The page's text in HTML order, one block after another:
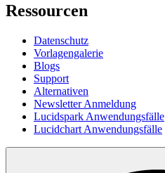
Ressourcen
Datenschutz
Vorlagengalerie
Blogs
Support
Alternativen
Newsletter Anmeldung
Lucidspark Anwendungsfälle
Lucidchart Anwendungsfälle